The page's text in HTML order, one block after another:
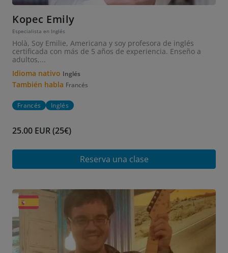
Kopec Emily
Especialista en Inglés
Holà, Soy Emilie, Americana y soy profesora de inglés
certificada con más de 5 años de experiencia. Enseño a
adultos,...
Idioma nativo Inglés
También habla Francés
Francés Inglés
25.00 EUR (25€)
Reserva una clase